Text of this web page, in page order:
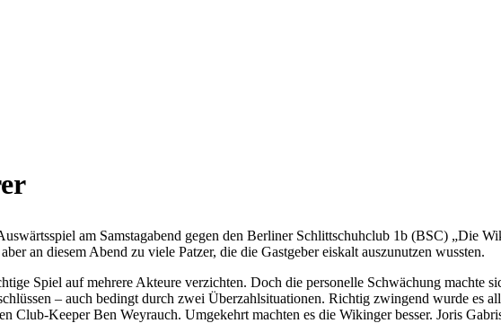
am Samstagabend gegen den Berliner Schlittschuhclub 1b (BSC) „Die
an diesem Abend zu viele Patzer, die die Gastgeber eiskalt auszunutzen wussten.
Spiel auf mehrere Akteure verzichten. Doch die personelle Schwächung machte
– auch bedingt durch zwei Überzahlsituationen. Richtig zwingend wurde es
Club-Keeper Ben Weyrauch. Umgekehrt machten es die Wikinger besser. Joris